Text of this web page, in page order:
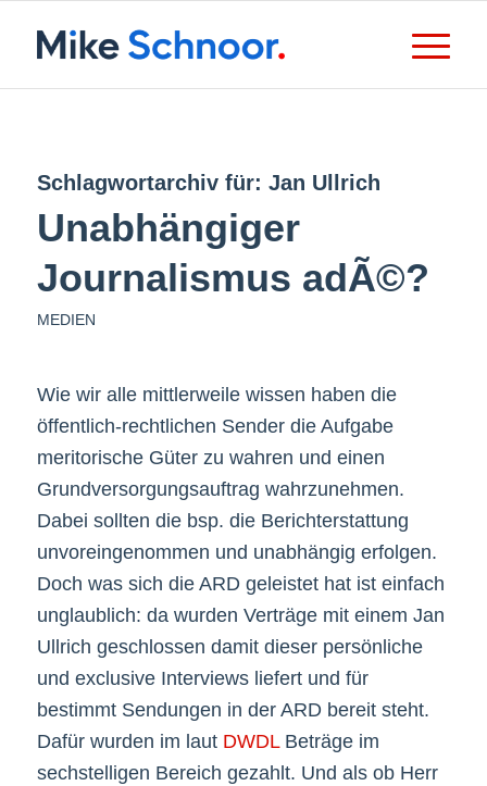
Schlagwortarchiv für: Jan Ullrich
Unabhängiger
Journalismus adÃ©?
MEDIEN
Wie wir alle mittlerweile wissen haben die
öffentlich-rechtlichen Sender die Aufgabe
meritorische Güter zu wahren und einen
Grundversorgungsauftrag wahrzunehmen.
Dabei sollten die bsp. die Berichterstattung
unvoreingenommen und unabhängig erfolgen.
Doch was sich die ARD geleistet hat ist einfach
unglaublich: da wurden Verträge mit einem Jan
Ullrich geschlossen damit dieser persönliche
und exclusive Interviews liefert und für
bestimmt Sendungen in der ARD bereit steht.
Dafür wurden im laut DWDLBeträge im
sechstelligen Bereich gezahlt. Und als ob Herr